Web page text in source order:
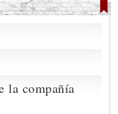
la compañía